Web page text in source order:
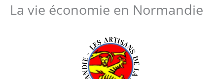
La vie économie en Normandie